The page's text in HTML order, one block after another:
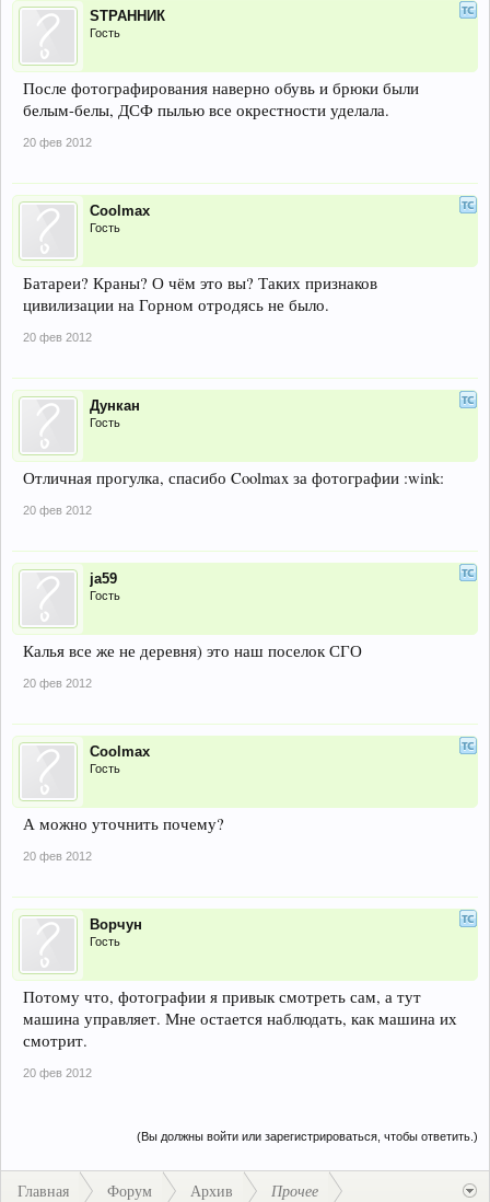
SТРАННИК
Гость
После фотографирования наверно обувь и брюки были
белым-белы, ДСФ пылью все окрестности уделала.
20 фев 2012
Coolmax
Гость
Батареи? Краны? О чём это вы? Таких признаков
цивилизации на Горном отродясь не было.
20 фев 2012
Дункан
Гость
Отличная прогулка, спасибо Coolmax за фотографии :wink:
20 фев 2012
ja59
Гость
Калья все же не деревня) это наш поселок СГО
20 фев 2012
Coolmax
Гость
А можно уточнить почему?
20 фев 2012
Ворчун
Гость
Потому что, фотографии я привык смотреть сам, а тут
машина управляет. Мне остается наблюдать, как машина их
смотрит.
20 фев 2012
(Вы должны войти или зарегистрироваться, чтобы ответить.)
Главная Форум Архив Прочее